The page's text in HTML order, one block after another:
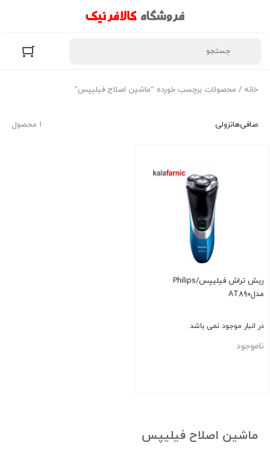
خانه / محصولات برچسب خورده “ماشین اصلاح فیلیپس”
1 محصول صافی‌هانزولی
ریش تراش فیلیپس/Philips
مدلAT۸۹۰
در انبار موجود نمی باشد
ناموجود
ماشین اصلاح فیلیپس